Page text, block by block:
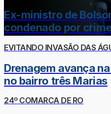
Ex-ministro de
condenado por
EVITANDO INVASÃO DAS
Drenagem avança
no bairro três Marias
24º COMARCA DE RO